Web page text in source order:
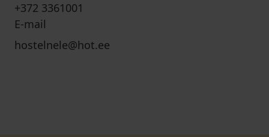
+372 3361001
E-mail
hostelnele@hot.ee